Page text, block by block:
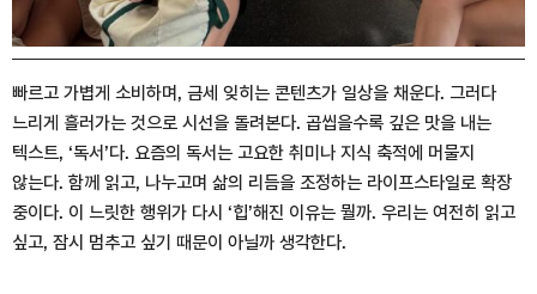
빠르고 가볍게 소비하며, 금세 잊히는 콘텐츠가 일상을 채운다. 그러다
느리게 흘러가는 것으로 시선을 돌려본다. 곱씹을수록 깊은 맛을 내는
텍스트, ‘독서’다. 요즘의 독서는 고요한 취미나 지식 축적에 머물지
않는다. 함께 읽고, 나누고며 삶의 리듬을 조정하는 라이프스타일로 확장
중이다. 이 느릿한 행위가 다시 ‘힙’해진 이유는 뭘까. 우리는 여전히 읽고
싶고, 잠시 멈추고 싶기 때문이 아닐까 생각한다.